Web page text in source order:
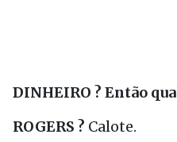
DINHEIRO ? Então
ROGERS ? Calote.